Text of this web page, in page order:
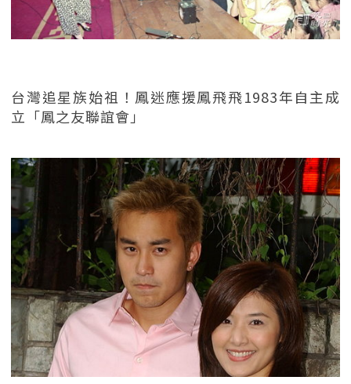
台灣追星族始祖！鳳迷應援鳳飛飛1983年自主成
立「鳳之友聯誼會」